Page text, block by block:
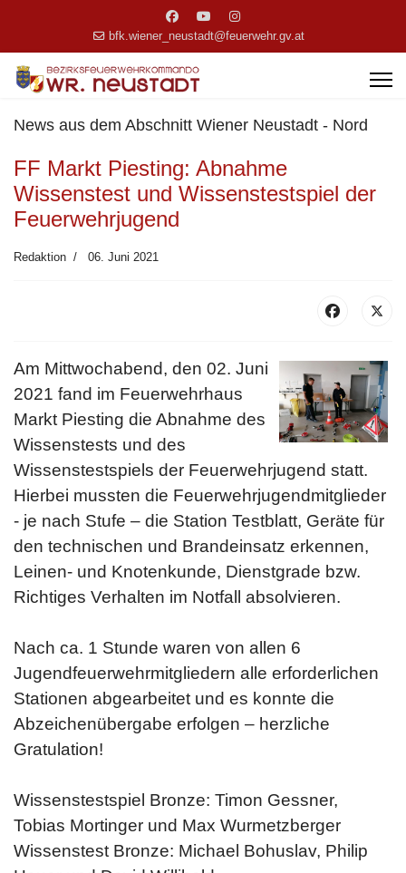
bfk.wiener_neustadt@feuerwehr.gv.at
News aus dem Abschnitt Wiener Neustadt - Nord
FF Markt Piesting: Abnahme
Wissenstest und Wissenstestspiel der
Feuerwehrjugend
Redaktion 06. Juni 2021
Am Mittwochabend, den 02. Juni
2021 fand im Feuerwehrhaus
Markt Piesting die Abnahme des
Wissenstests und des
Wissenstestspiels der Feuerwehrjugend statt.
Hierbei mussten die Feuerwehrjugendmitglieder
- je nach Stufe – die Station Testblatt, Geräte für
den technischen und Brandeinsatz erkennen,
Leinen- und Knotenkunde, Dienstgrade bzw.
Richtiges Verhalten im Notfall absolvieren.
Nach ca. 1 Stunde waren von allen 6
Jugendfeuerwehrmitgliedern alle erforderlichen
Stationen abgearbeitet und es konnte die
Abzeichenübergabe erfolgen – herzliche
Gratulation!
Wissenstestspiel Bronze: Timon Gessner,
Tobias Mortinger und Max Wurmetzberger
Wissenstest Bronze: Michael Bohuslav, Philip